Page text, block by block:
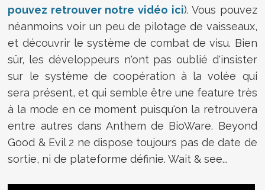
pouvez retrouver notre vidéo ici). Vous pouvez
néanmoins voir un peu de pilotage de vaisseaux,
et découvrir le système de combat de visu. Bien
sûr, les développeurs n'ont pas oublié d'insister
sur le système de coopération à la volée qui
sera présent, et qui semble être une feature très
à la mode en ce moment puisqu'on la retrouvera
entre autres dans Anthem de BioWare. Beyond
Good & Evil 2 ne dispose toujours pas de date de
sortie, ni de plateforme définie. Wait & see...